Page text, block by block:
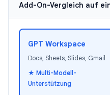
Add-On-Vergleich auf
GPT Workspace
Docs, Sheets, Slides, Gmail
★ Multi-Modell-
Unterstützung